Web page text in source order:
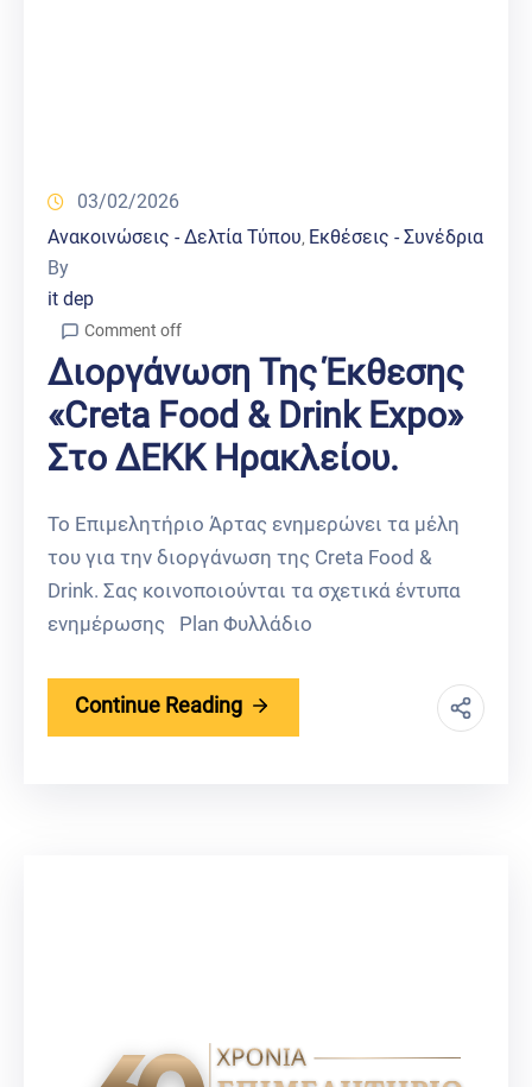
03/02/2026
Ανακοινώσεις - Δελτία Τύπου‚ Εκθέσεις - Συνέδρια
By
it dep
Comment off
Διοργάνωση Της Έκθεσης
«Creta Food & Drink Expo»
Στο ΔΕΚΚ Ηρακλείου.
Το Επιμελητήριο Άρτας ενημερώνει τα μέλη
του για την διοργάνωση της Creta Food &
Drink. Σας κοινοποιούνται τα σχετικά έντυπα
ενημέρωσης Plan Φυλλάδιο
Continue Reading